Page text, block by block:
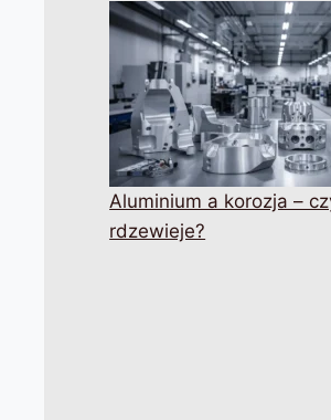
Aluminium a korozja –
rdzewieje?